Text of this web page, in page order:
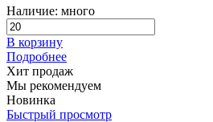
Наличие: много
В корзину
Подробнее
Хит продаж
Мы рекомендуем
Новинка
Быстрый просмотр